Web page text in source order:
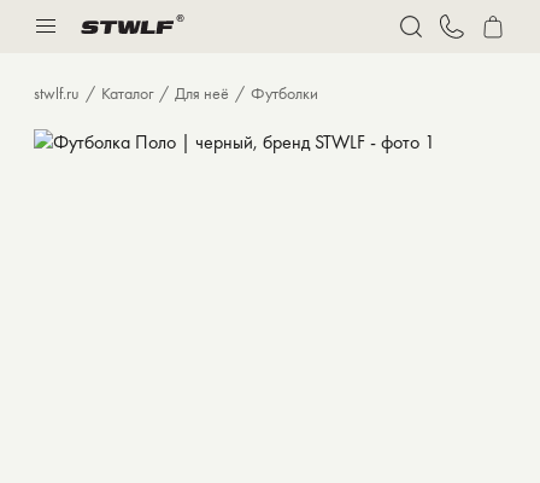
Спорт
Костюмы
Толстовки и худи
stwlf.ru Каталог Для неё Футболки